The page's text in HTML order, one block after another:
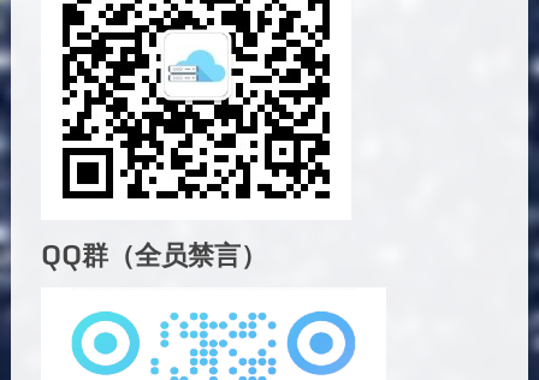
QQ群（全员禁言）